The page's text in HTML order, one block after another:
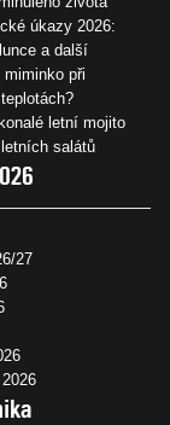
úkazy 2026:
a další
při
letní mojito
salátů
27